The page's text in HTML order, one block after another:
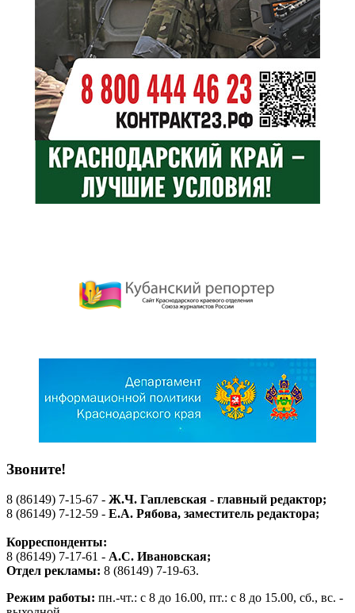
Звоните!
8 (86149) 7-15-67 - Ж.Ч. Гаплевская - главный редактор;
8 (86149) 7-12-59 - Е.А. Рябова, заместитель редактора;
Корреспонденты:
8 (86149) 7-17-61 - А.С. Ивановская;
Отдел рекламы: 8 (86149) 7-19-63.
Режим работы: пн.-чт.: с 8 до 16.00, пт.: с 8 до 15.00, сб., вс. -